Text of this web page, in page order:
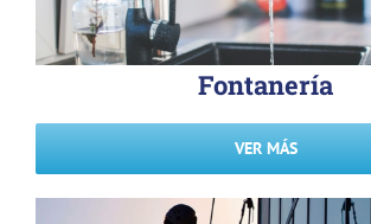
Fontanería
VER MÁS